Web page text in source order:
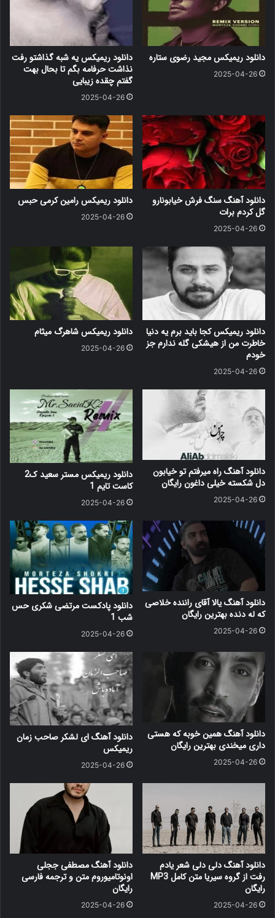
دانلود ریمیکس مجید رضوی ستاره
2025-04-26
دانلود ریمیکس یه شبه گذاشتو رفت
نذاشت حرفامه بگم تا بحال بهت
گفتم چقده زیبایی
2025-04-26
دانلود آهنگ سنگ فرش خیابونارو
گل کردم برات
2025-04-26
دانلود ریمیکس رامین کرمی حبس
2025-04-26
دانلود ریمیکس کجا باید برم یه دنیا
خاطرت من از هیشکی گله ندارم جز
خودم
2025-04-26
دانلود ریمیکس شاهرگ میثام
2025-04-26
دانلود آهنگ راه میرفتم تو خیابون
دل شکسته خیلی داغون رایگان
2025-04-26
دانلود ریمیکس مستر سعید ک2
کاست تایم 1
2025-04-26
دانلود آهنگ یالا آقای راننده خلاصی
که له دنده بهترین رایگان
2025-04-26
دانلود پادکست مرتضی شکری حس
شب 1
2025-04-26
دانلود آهنگ همین خوبه که هستی
داری میخندی بهترین رایگان
2025-04-26
دانلود آهنگ ای لشکر صاحب زمان
ریمیکس
2025-04-26
دانلود آهنگ دلی دلی شعر یادم
رفت از گروه سیریا متن کامل MP3
رایگان
2025-04-26
دانلود آهنگ مصطفی ججلی
اونوتامیوروم متن و ترجمه فارسی
رایگان
2025-04-26